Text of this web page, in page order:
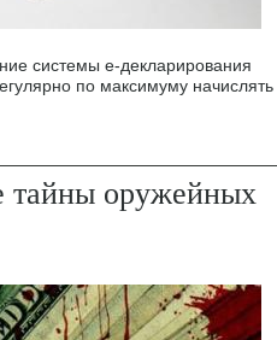
системы е-декларирования
по максимуму начислять
тайны оружейных